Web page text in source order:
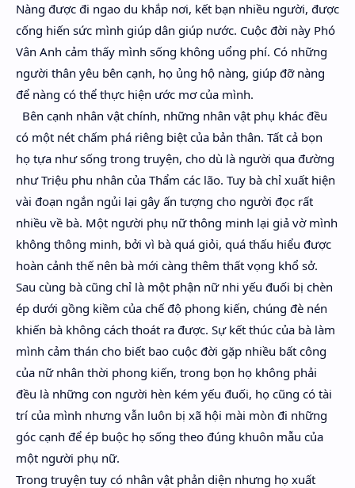
Nàng được đi ngao du khắp nơi, kết bạn nhiều người, được
cống hiến sức mình giúp dân giúp nước. Cuộc đời này Phó
Vân Anh cảm thấy mình sống không uổng phí. Có những
người thân yêu bên cạnh, họ ủng hộ nàng, giúp đỡ nàng
để nàng có thể thực hiện ước mơ của mình.
Bên cạnh nhân vật chính, những nhân vật phụ khác đều
có một nét chấm phá riêng biệt của bản thân. Tất cả bọn
họ tựa như sống trong truyện, cho dù là người qua đường
như Triệu phu nhân của Thẩm các lão. Tuy bà chỉ xuất hiện
vài đoạn ngắn ngủi lại gây ấn tượng cho người đọc rất
nhiều về bà. Một người phụ nữ thông minh lại giả vờ mình
không thông minh, bởi vì bà quá giỏi, quá thấu hiểu được
hoàn cảnh thế nên bà mới càng thêm thất vọng khổ sở.
Sau cùng bà cũng chỉ là một phận nữ nhi yếu đuối bị chèn
ép dưới gồng kiềm của chế độ phong kiến, chúng đè nén
khiến bà không cách thoát ra được. Sự kết thúc của bà làm
mình cảm thán cho biết bao cuộc đời gặp nhiều bất công
của nữ nhân thời phong kiến, trong bọn họ không phải
đều là những con người hèn kém yếu đuối, họ cũng có tài
trí của mình nhưng vẫn luôn bị xã hội mài mòn đi những
góc cạnh để ép buộc họ sống theo đúng khuôn mẫu của
một người phụ nữ.
Trong truyện tuy có nhân vật phản diện nhưng họ xuất